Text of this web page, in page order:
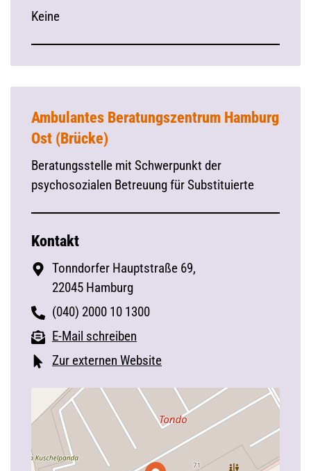
Keine
Ambulantes Beratungszentrum Hamburg
Ost (Brücke)
Beratungsstelle mit Schwerpunkt der
psychosozialen Betreuung für Substituierte
Kontakt
Tonndorfer Hauptstraße 69,
22045 Hamburg
(040) 2000 10 1300
E-Mail schreiben
Zur externen Website